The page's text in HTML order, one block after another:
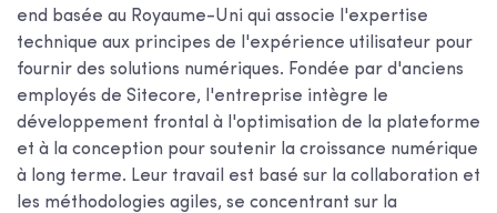
end basée au Royaume-Uni qui associe l'expertise
technique aux principes de l'expérience utilisateur pour
fournir des solutions numériques. Fondée par d'anciens
employés de Sitecore, l'entreprise intègre le
développement frontal à l'optimisation de la plateforme
et à la conception pour soutenir la croissance numérique
à long terme. Leur travail est basé sur la collaboration et
les méthodologies agiles, se concentrant sur la